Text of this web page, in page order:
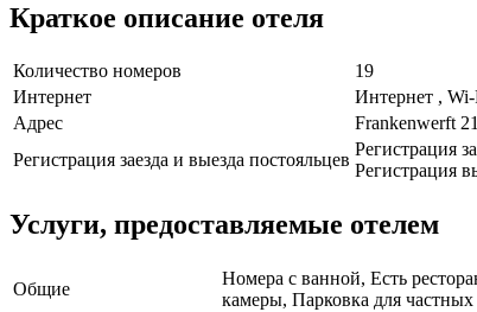
Краткое описание отеля
Количество номеров
19
Интернет
Интернет ,
Адрес
Frankenwerft 21
Регистрация заезда и выезда постояльцев
Регистрация
Регистрация
Услуги, предоставляемые отелем
Общие
Номера с ванной, Есть
камеры, Парковка для